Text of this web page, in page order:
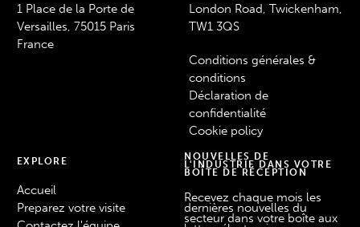
1 Place de la Porte de
Versailles, 75015 Paris
France
London Road, Twickenham,
TW1 3QS
Conditions générales &
conditions
Déclaration de
confidentialité
Cookie policy
EXPLORE
Accueil
Preparez votre visite
NOUVELLES DE
L'INDUSTRIE DANS VOTRE
BOÎTE DE RÉCEPTION
Recevez chaque mois les
dernières nouvelles du
secteur dans votre boîte aux